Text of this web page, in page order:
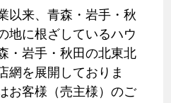
以来、青森・岩手・秋
地に根ざしているハウ
・岩手・秋田の北東北
網を展開しておりま
お客様（売主様）のご